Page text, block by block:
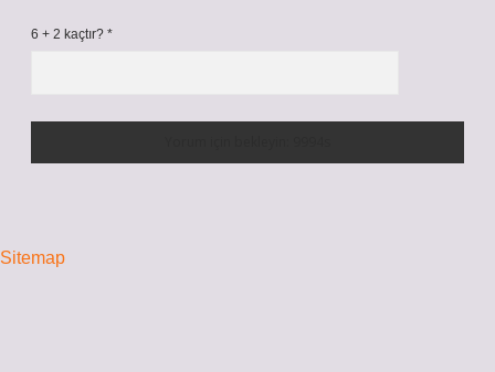
6 + 2 kaçtır? *
Sitemap